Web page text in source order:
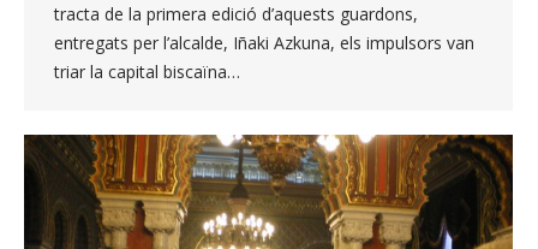
tracta de la primera edició d’aquests guardons,
entregats per l’alcalde, Iñaki Azkuna, els impulsors van
triar la capital biscaïna…